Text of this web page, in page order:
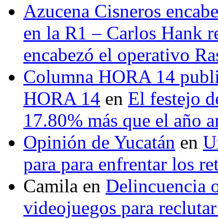
Azucena Cisneros
en la R1 – Carlos Hank
encabezó el operativo
Columna HORA 14
HORA 14 en El festejo
17.80% más que el año
Opinión de Yucatán en
para para enfrentar los
Camila en Delincuencia
videojuegos para